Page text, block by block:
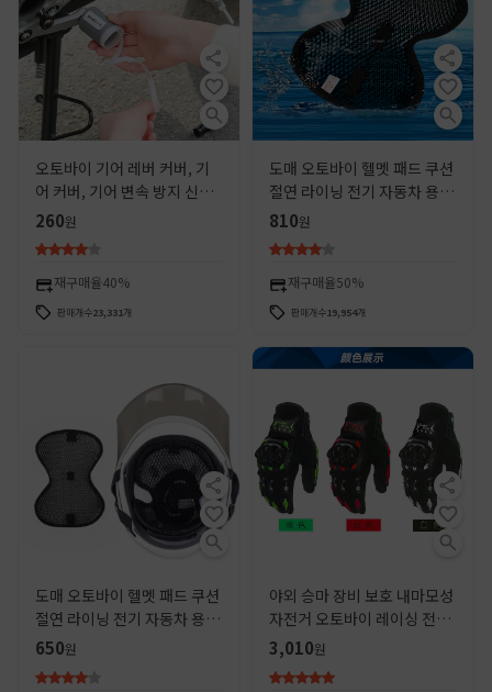
오토바이 기어 레버 커버, 기
어 커버, 기어 변속 방지 신발,
실리콘 자체 수축 오토바이 라
이딩 장비, 오토바이 보호 커
버
260원
재구매율40%
판매개수23,331개
도매 오토바이 헬멧 패드 쿠션
절연 라이닝 전기 자동차 용품
3D 내열 통기성 보호 패드 액
세서리
810원
재구매율50%
판매개수19,954개
도매 오토바이 헬멧 패드 쿠션
절연 라이닝 전기 자동차 용품
3D 내열 통기성 보호 패드 액
650원
야외 승마 장비 보호 내마모성
자전거 오토바이 레이싱 전체
손가락 장갑
3,010원